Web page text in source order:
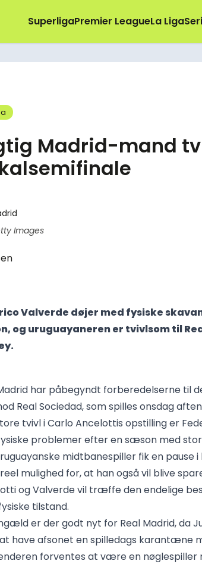
SuperligaPremier LeagueLa Liga
Madrid-mand
Images
Valverde døjer med fysiske
og uruguayaneren er tvivlsom til
har påbegyndt forberedelserne til
Real Sociedad, som spilles onsdag
tvivl i Carlo Ancelottis opstilling er
problemer efter en sæson med
midtbanespiller fik en pause
mulighed for, at han også vil blive
og Valverde vil træffe den endelige
tilstand.
er der godt nyt for Real Madrid, da
have afsonet en spilledags karantæne
forventes at være en nøglespiller